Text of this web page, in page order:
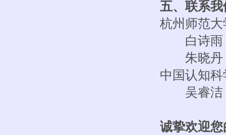
五、联系我
杭州师范大
白诗雨
朱晓丹
中国认知科
吴睿洁
诚挚欢迎